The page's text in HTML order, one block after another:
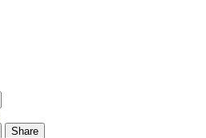
Share